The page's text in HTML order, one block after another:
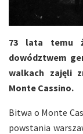
73 lata temu
dowództwem
walkach zajęli
Monte Cassino.
Bitwa o Monte
powstania